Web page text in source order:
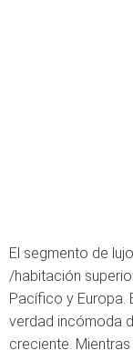
El segmento de
/habitación
Pacífico y Europa.
verdad incómoda
creciente. Mientras